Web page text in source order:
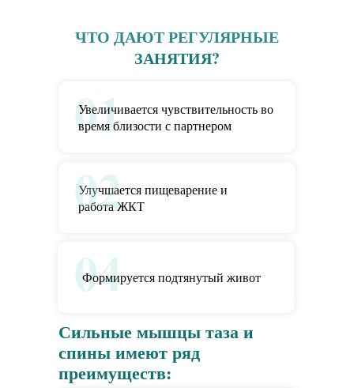
ЧТО ДАЮТ РЕГУЛЯРНЫЕ
ЗАНЯТИЯ?
Улучшается пищеварение и
работа ЖКТ
01
02
04
Формируется подтянутый живот
Сильные мышцы таза и
спины имеют ряд
преимуществ:
Увеличивается чувствительность во
время близости с партнером